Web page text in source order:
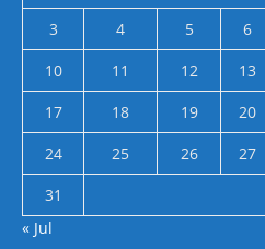
3
4 5 6
10
11 12 13
17
18 19 20
24
25 26 27
31
« Jul